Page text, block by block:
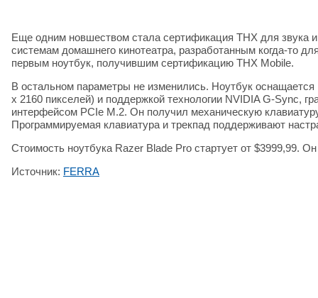
Еще одним новшеством стала сертификация THX для звука
системам домашнего кинотеатра, разработанным когда-то
первым ноутбук, получившим сертификацию THX Mobile.
В остальном параметры не изменились. Ноутбук
x 2160 пикселей) и поддержкой технологии NVIDIA G-Sync,
интерфейсом PCIe M.2. Он получил механическую
Программируемая клавиатура и трекпад поддерживают
Стоимость ноутбука Razer Blade Pro стартует от $3999,99.
Источник: FERRA